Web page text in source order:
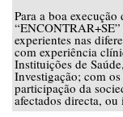
Para a boa
experientes nas
com experiência
Instituições de
Investigação; com
participação da
afectados directa,